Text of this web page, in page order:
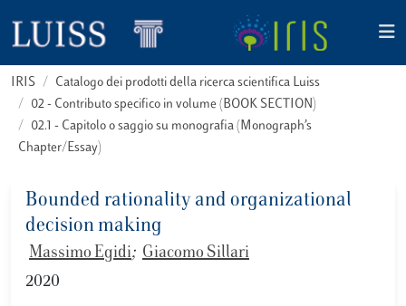
IRIS
Catalogo dei prodotti della ricerca scientifica Luiss
02 - Contributo specifico in volume (BOOK SECTION)
02.1 - Capitolo o saggio su monografia (Monograph’s
Chapter/Essay)
Bounded rationality and organizational
decision making
Massimo Egidi; Giacomo Sillari
2020